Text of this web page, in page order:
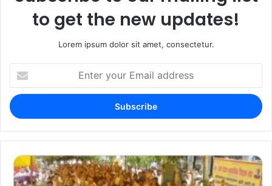
to get the new updates!
Lorem ipsum dolor sit amet, consectetur.